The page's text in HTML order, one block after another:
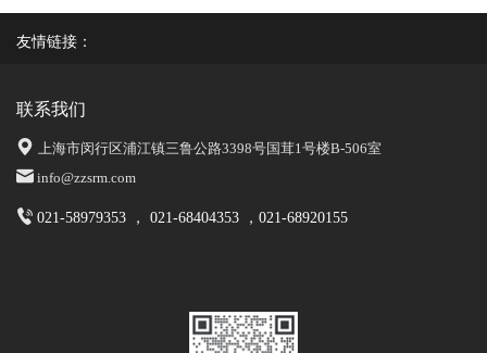
友情链接：
联系我们
上海市闵行区浦江镇三鲁公路3398号国茸1号楼B-506室
info@zzsrm.com
021-58979353 ， 021-68404353 ，021-68920155